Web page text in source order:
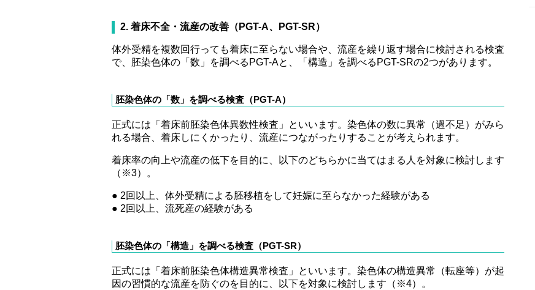
2. 着床不全・流産の改善（PGT-A、PGT-SR）
体外受精を複数回行っても着床に至らない場合や、流産を繰り返す場合に検討される検査
で、胚染色体の「数」を調べるPGT-Aと、「構造」を調べるPGT-SRの2つがあります。
胚染色体の「数」を調べる検査（PGT-A）
正式には「着床前胚染色体異数性検査」といいます。染色体の数に異常（過不足）がみら
れる場合、着床しにくかったり、流産につながったりすることが考えられます。
着床率の向上や流産の低下を目的に、以下のどちらかに当てはまる人を対象に検討します
（※3）。
● 2回以上、体外受精による胚移植をして妊娠に至らなかった経験がある
● 2回以上、流死産の経験がある
胚染色体の「構造」を調べる検査（PGT-SR）
正式には「着床前胚染色体構造異常検査」といいます。染色体の構造異常（転座等）が起
因の習慣的な流産を防ぐのを目的に、以下を対象に検討します（※4）。